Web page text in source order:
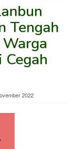
Tengah
2022